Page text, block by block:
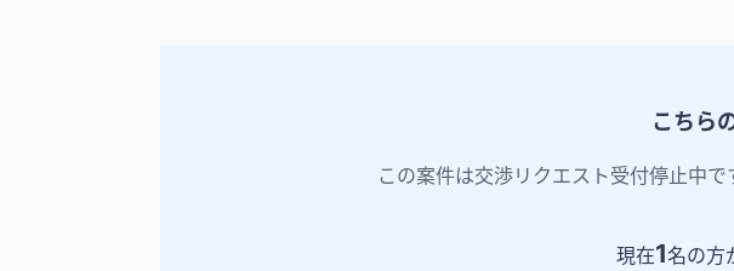
こちら
この案件は交渉リクエスト受付停止中で
現在1名の方